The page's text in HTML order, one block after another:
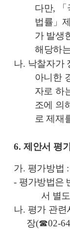
다만, 「
법률 」
가 발생
해당하
나. 낙찰자가
아니한
자로 하
조에 의
로 제재
6. 제안서 평
가. 평가방법 :
- 평가방법은
서 별
나. 평가 관련
장(☎02-